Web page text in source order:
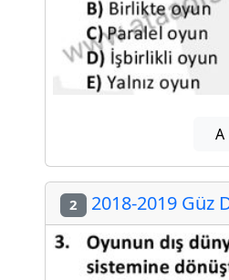
A
2 2018-2019 Güz